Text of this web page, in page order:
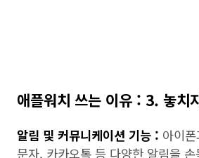
애플워치 쓰는 이유 : 3. 놓치
알림 및 커뮤니케이션 기능 : 아이
문자, 카카오톡 등 다양한 알림을